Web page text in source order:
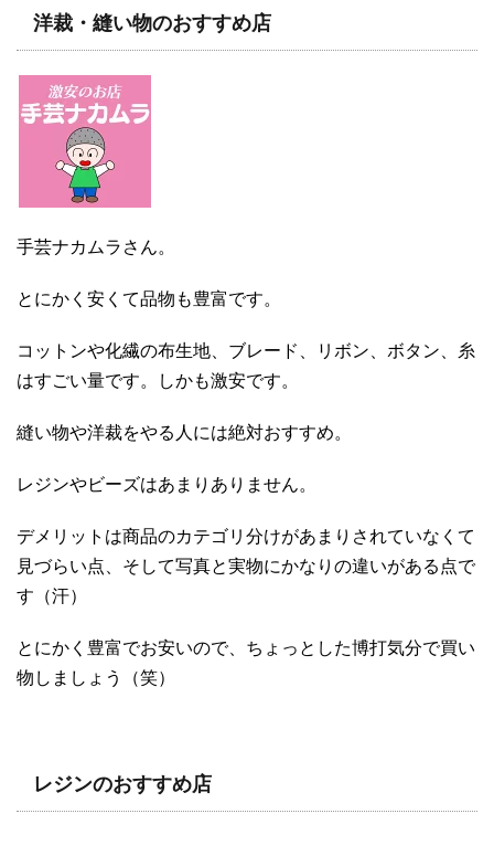
洋裁・縫い物のおすすめ店
手芸ナカムラさん。
とにかく安くて品物も豊富です。
コットンや化繊の布生地、ブレード、リボン、ボタン、糸
はすごい量です。しかも激安です。
縫い物や洋裁をやる人には絶対おすすめ。
レジンやビーズはあまりありません。
デメリットは商品のカテゴリ分けがあまりされていなくて
見づらい点、そして写真と実物にかなりの違いがある点で
す（汗）
とにかく豊富でお安いので、ちょっとした博打気分で買い
物しましょう（笑）
レジンのおすすめ店